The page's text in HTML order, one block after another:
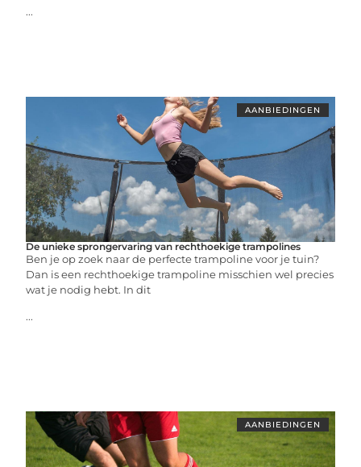
...
AANBIEDINGEN
De unieke sprongervaring van rechthoekige trampolines
Ben je op zoek naar de perfecte trampoline voor je tuin?
Dan is een rechthoekige trampoline misschien wel precies
wat je nodig hebt. In dit
...
AANBIEDINGEN